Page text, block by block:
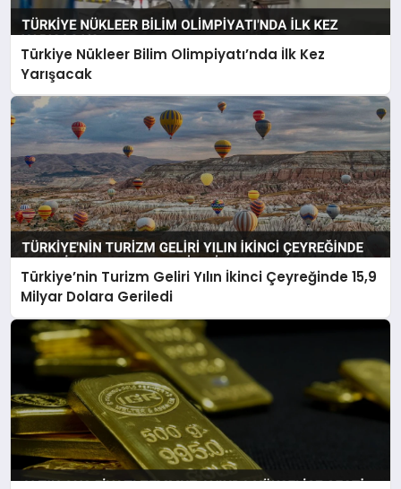
Türkiye Nükleer Bilim Olimpiyatı’nda İlk Kez
Yarışacak
Türkiye’nin Turizm Geliri Yılın İkinci Çeyreğinde 15,9
Milyar Dolara Geriledi